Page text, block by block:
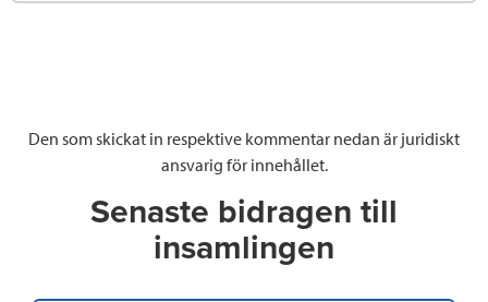
Den som skickat in respektive kommentar nedan är juridiskt
ansvarig för innehållet.
Senaste bidragen till
insamlingen